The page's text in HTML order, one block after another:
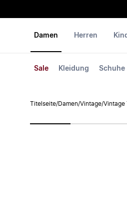
Damen
Sale Kleidung Schuhe
Herren
Titelseite/Damen/Vintage/Vintage